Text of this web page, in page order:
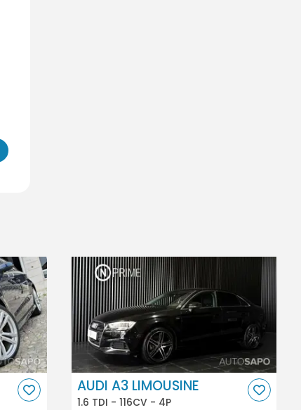
AUDI A3 LIMOUSINE
1.6 TDI - 116CV - 4P